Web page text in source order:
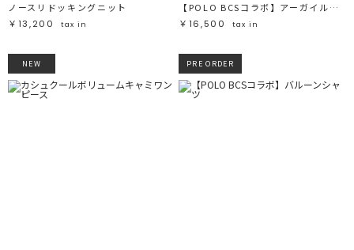
ノースリドッキングニット
￥13,200
tax in
【POLO BCSコラボ】アーガイルオフショルニットプルオーバー
￥16,500
tax in
NEW PRE ORDER